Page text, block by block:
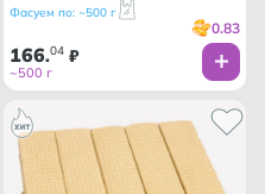
Фасуем по: ~500 г
0.83
166.04 ₽
~500 г